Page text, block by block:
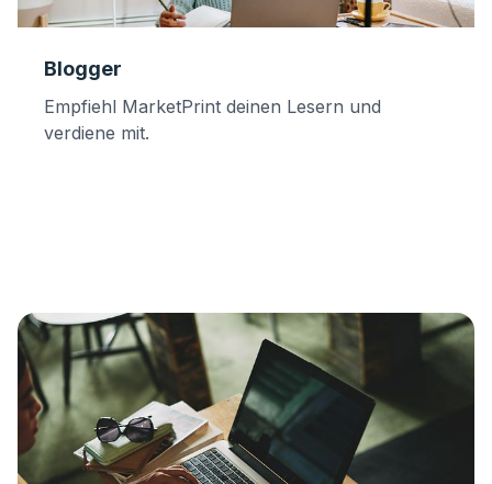
Blogger
Empfiehl MarketPrint deinen Lesern und
verdiene mit.